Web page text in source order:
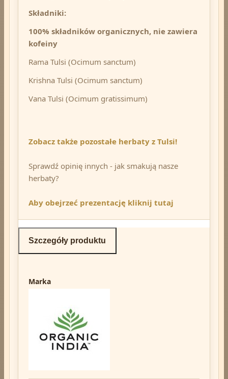
Składniki:
100% składników organicznych, nie zawiera
kofeiny
Rama Tulsi (Ocimum sanctum)
Krishna Tulsi (Ocimum sanctum)
Vana Tulsi (Ocimum gratissimum)
Zobacz także pozostałe herbaty z Tulsi!
Sprawdź opinię innych - jak smakują nasze
herbaty?
Aby obejrzeć prezentację kliknij tutaj
Szczegóły produktu
Marka